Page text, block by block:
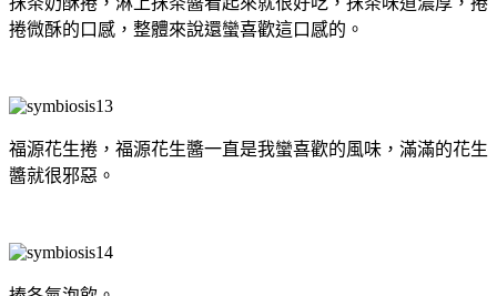
捲微酥的口感，整體來說還蠻喜歡這口感的。
福源花生捲，福源花生醬一直是我蠻喜歡的風味，滿滿的花生
醬就很邪惡。